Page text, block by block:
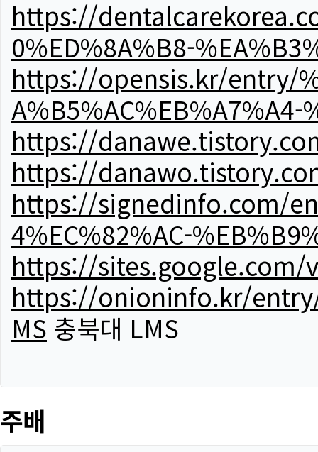
https://
0%ED%8A%B8-
https://opensis.kr/entry/
A%B5%AC%EB%A7%A4-
https://
https://
https://signedinfo.com/
4%EC%82%AC-
https://sites.google.com/
https://onioninfo.kr/entry/
MS 충북대 LMS
주배